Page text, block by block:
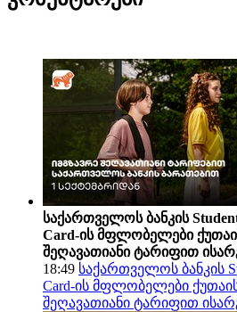
საქართველოს ბანკის
Card-ის მფლობელები
შეღავათიანი ტარიფით
18:49 საქართველოს ბანკის
Card-ის მფლობელები
შეღავათიანი ტარიფით